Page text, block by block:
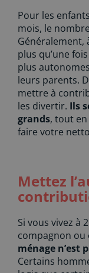
Pour les
mois, le
Généralement,
plus qu’une
plus
leurs parents.
mettre à
les divertir. Ils
grands, tout
faire votre
Mettez
Si vous vivez à
compagnon
ménage n’est
Certains